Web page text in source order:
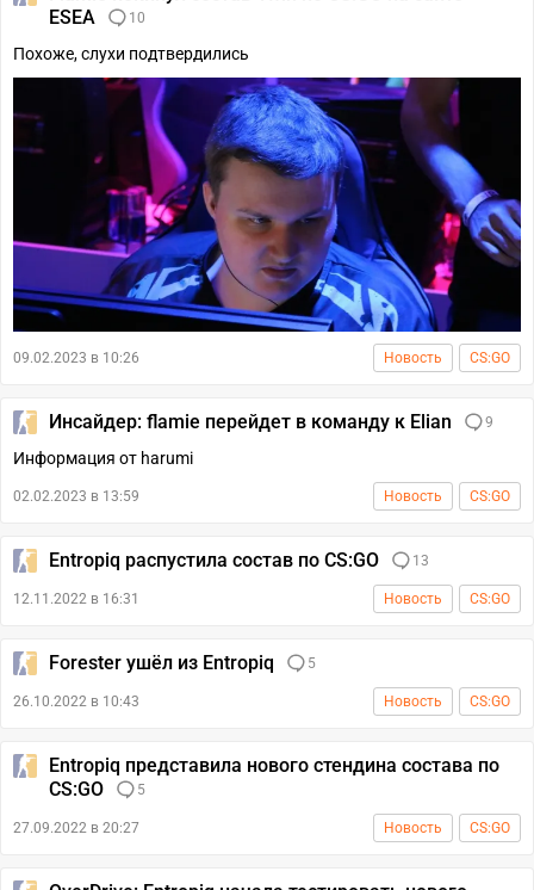
ESEA
10
Похоже, слухи подтвердились
09.02.2023 в 10:26 Новость CS:GO
Инсайдер: flamie перейдет в команду к Elian 9
Информация от harumi
02.02.2023 в 13:59 Новость CS:GO
Entropiq распустила состав по CS:GO 13
12.11.2022 в 16:31 Новость CS:GO
Forester ушёл из Entropiq 5
26.10.2022 в 10:43 Новость CS:GO
Entropiq представила нового стендина состава по
CS:GO
5
27.09.2022 в 20:27 Новость CS:GO